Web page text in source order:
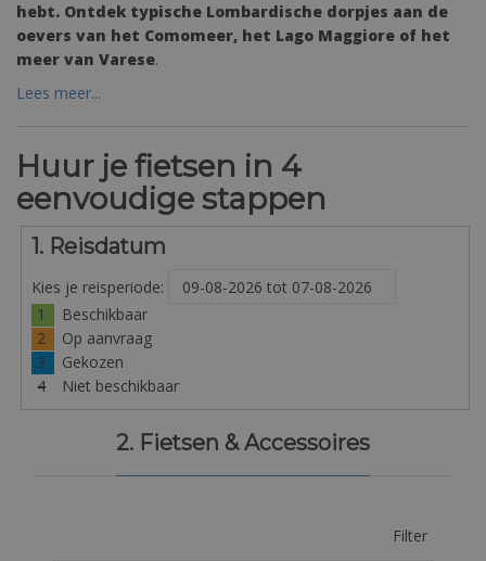
hebt. Ontdek typische Lombardische dorpjes aan de
oevers van het Comomeer, het Lago Maggiore of het
meer van Varese.
Lees meer...
Huur je fietsen in 4
eenvoudige stappen
1. Reisdatum
Kies je reisperiode:
1
Beschikbaar
2
Op aanvraag
3
Gekozen
4
Niet beschikbaar
2. Fietsen & Accessoires
Filter